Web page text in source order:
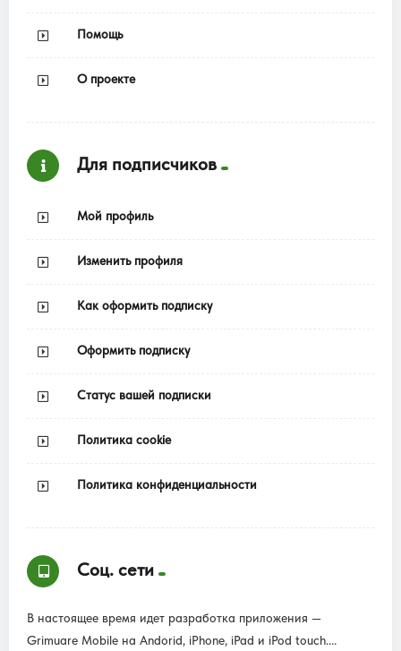
Помощь
О проекте
Для подписчиков
Мой профиль
Изменить профиля
Как оформить подписку
Оформить подписку
Статус вашей подписки
Политика cookie
Политика конфиденциальности
Соц. сети
В настоящее время идет разработка приложения —
Grimuare Mobile на Andorid, iPhone, iPad и iPod touch....